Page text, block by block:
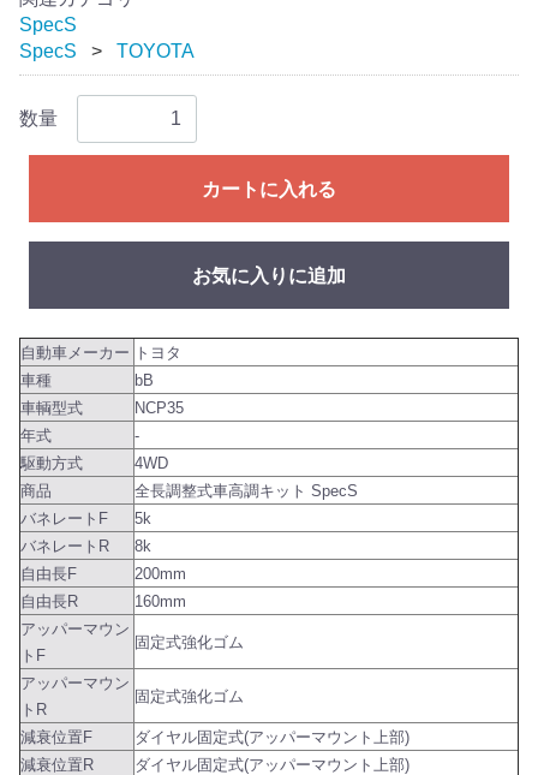
SpecS
SpecS
TOYOTA
数量
カートに入れる
お気に入りに追加
自動車メーカー トヨタ
車種
bB
車輌型式
NCP35
年式
-
駆動方式
4WD
商品
全長調整式車高調キット SpecS
バネレートF
5k
バネレートR
8k
自由長F
200mm
自由長R
160mm
アッパーマウン
トF
固定式強化ゴム
アッパーマウン
トR
固定式強化ゴム
減衰位置F
ダイヤル固定式(アッパーマウント上部)
減衰位置R
ダイヤル固定式(アッパーマウント上部)